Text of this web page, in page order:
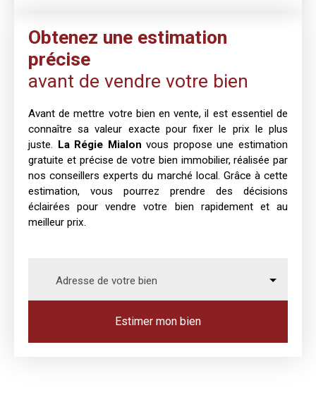
Obtenez une estimation
précise
avant de vendre votre bien
Avant de mettre votre bien en vente, il est essentiel de
connaître sa valeur exacte pour fixer le prix le plus
juste. La Régie Mialon vous propose une estimation
gratuite et précise de votre bien immobilier, réalisée par
nos conseillers experts du marché local. Grâce à cette
estimation, vous pourrez prendre des décisions
éclairées pour vendre votre bien rapidement et au
meilleur prix.
Adresse de votre bien
Estimer mon bien